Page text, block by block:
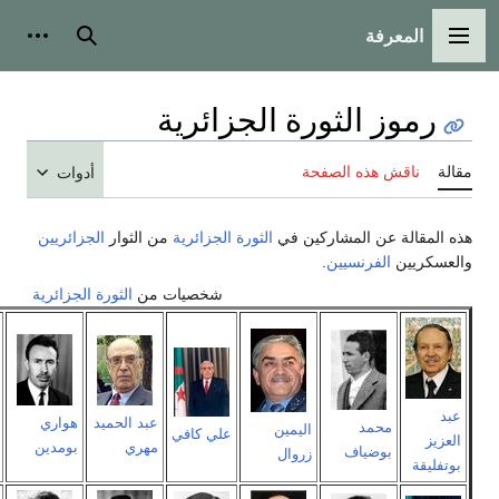
أدوات
الثورة الجزائريةمن الثوارالجزائريين
علي كافي
عبد الحميد
مهري
بومدين
أحمد بن
عبد
محمد خضر